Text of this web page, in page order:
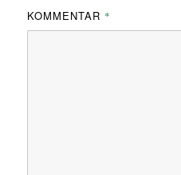
KOMMENTAR *